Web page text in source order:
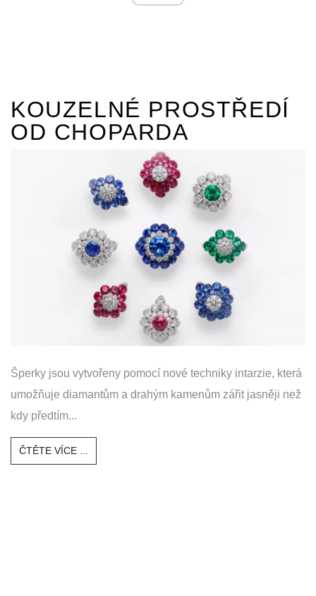
KOUZELNÉ PROSTŘEDÍ
OD CHOPARDA
Šperky jsou vytvořeny pomocí nové techniky intarzie, která
umožňuje diamantům a drahým kamenům zářit jasněji než
kdy předtím...
ČTĚTE VÍCE ...